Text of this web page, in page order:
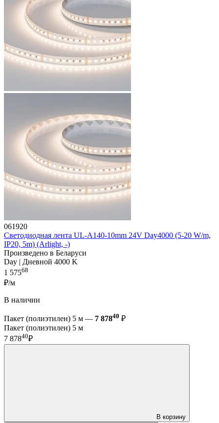
061920
Светодиодная лента UL-A140-10mm 24V Day4000 (5-20 W/m,
IP20, 5m) (Arlight, -)
Произведено в Беларуси
Day | Дневной 4000 K
1 57568
₽/м
В наличии
Пакет (полиэтилен) 5 м — 7 87840 ₽
Пакет (полиэтилен) 5 м
7 87840₽
В корзину